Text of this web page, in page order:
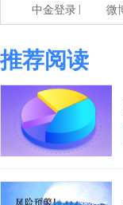
中金登录 微
推荐阅读